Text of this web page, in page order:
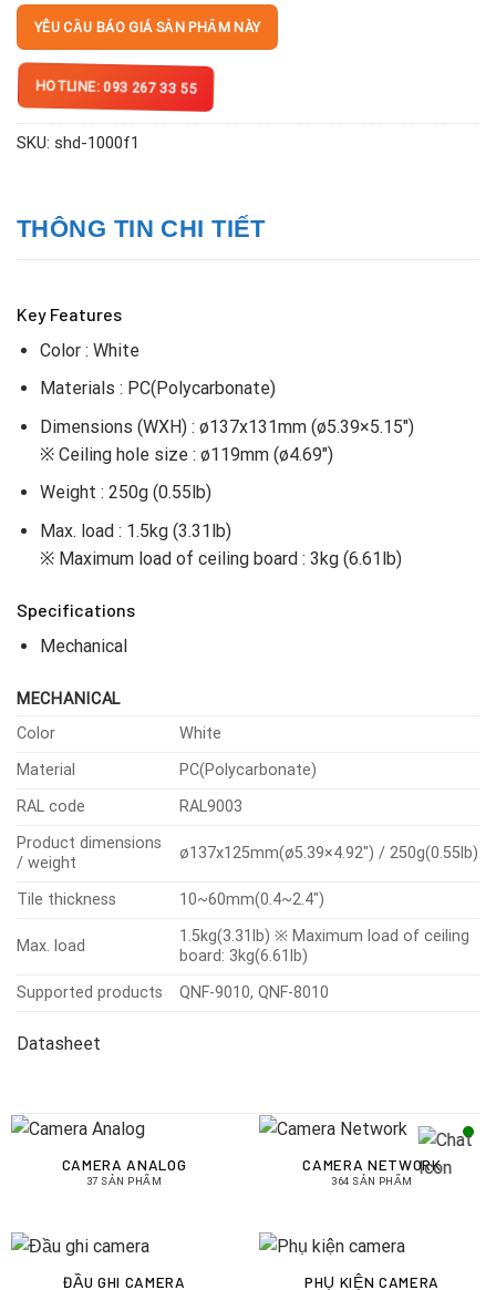
YÊU CẦU BÁO GIÁ SẢN PHẨM NÀY
HOTLINE: 093 267 33 55
SKU: shd-1000f1
THÔNG TIN CHI TIẾT
Key Features
Color : White
Materials : PC(Polycarbonate)
Dimensions (WXH) : ø137x131mm (ø5.39×5.15″)
※ Ceiling hole size : ø119mm (ø4.69″)
Weight : 250g (0.55lb)
Max. load : 1.5kg (3.31lb)
※ Maximum load of ceiling board : 3kg (6.61lb)
Specifications
Mechanical
MECHANICAL
Color
White
Material
PC(Polycarbonate)
RAL code
RAL9003
Product dimensions
/ weight
ø137x125mm(ø5.39×4.92″) / 250g(0.55lb)
Tile thickness 10~60mm(0.4~2.4″)
Max. load
1.5kg(3.31lb) ※ Maximum load of ceiling
board: 3kg(6.61lb)
Supported products
QNF-9010, QNF-8010
Datasheet
CAMERA ANALOG
37 SẢN PHẨM
CAMERA NETWORK
364 SẢN PHẨM
ĐẦU GHI CAMERA PHỤ KIỆN CAMERA